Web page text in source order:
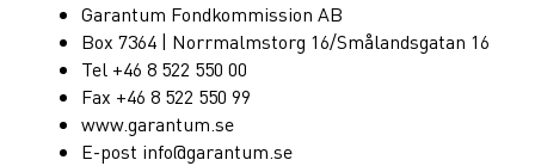
Garantum Fondkommission AB
Box 7364 | Norrmalmstorg 16/Smålandsgatan 16
Tel +46 8 522 550 00
Fax +46 8 522 550 99
www.garantum.se
E-post info@garantum.se